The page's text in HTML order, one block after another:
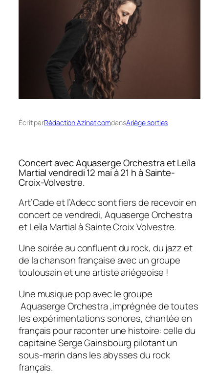
Écrit parRédaction Azinat.comdansAriège sorties
Concert avec Aquaserge Orchestra et Leïla
Martial vendredi 12 mai à 21 h à Sainte-
Croix-Volvestre.
Art’Cade et l’Adecc sont fiers de recevoir en
concert ce vendredi, Aquaserge Orchestra
et Leïla Martial à Sainte Croix Volvestre.
Une soirée au confluent du rock, du jazz et
de la chanson française avec un groupe
toulousain et une artiste ariégeoise !
Une musique pop avec le groupe
Aquaserge Orchestra ,imprégnée de toutes
les expérimentations sonores, chantée en
français pour raconter une histoire: celle du
capitaine Serge Gainsbourg pilotant un
sous-marin dans les abysses du rock
français.